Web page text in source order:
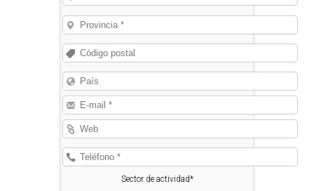
Sector de actividad*